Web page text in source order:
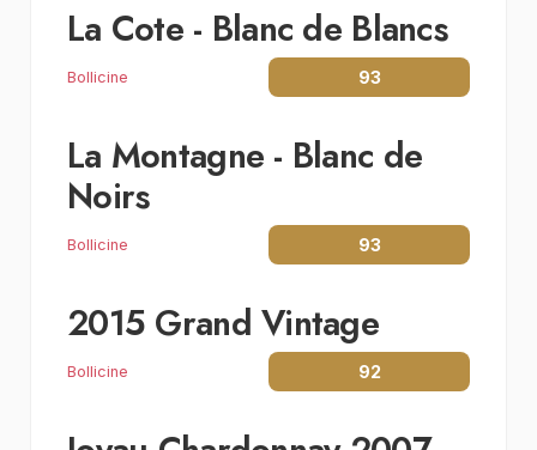
La Cote - Blanc de Blancs
Bollicine 93
La Montagne - Blanc de
Noirs
Bollicine 93
2015 Grand Vintage
Bollicine 92